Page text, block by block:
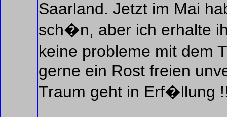
Saarland. Jetzt im Mai
sch�n, aber ich erhalte
keine probleme mit dem
gerne ein Rost freien
Traum geht in Erf�llung